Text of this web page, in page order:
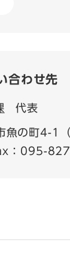
合わせ先
代表
魚の町4-1
：095-